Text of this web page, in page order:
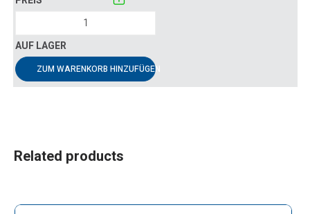
ZUM WARENKORB HINZUFÜGEN
Related products